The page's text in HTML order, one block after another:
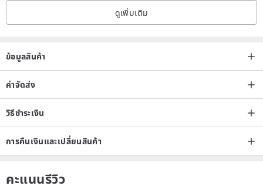
www.pinkoi.com/product/7urmdu8n
Customised Name Tag
www.pinkoi.com/product/S7SMk3U5
ดูเพิ่มเติม
ข้อมูลสินค้า
ค่าจัดส่ง
วิธีชำระเงิน
การคืนเงินและเปลี่ยนสินค้า
คะแนนรีวิว